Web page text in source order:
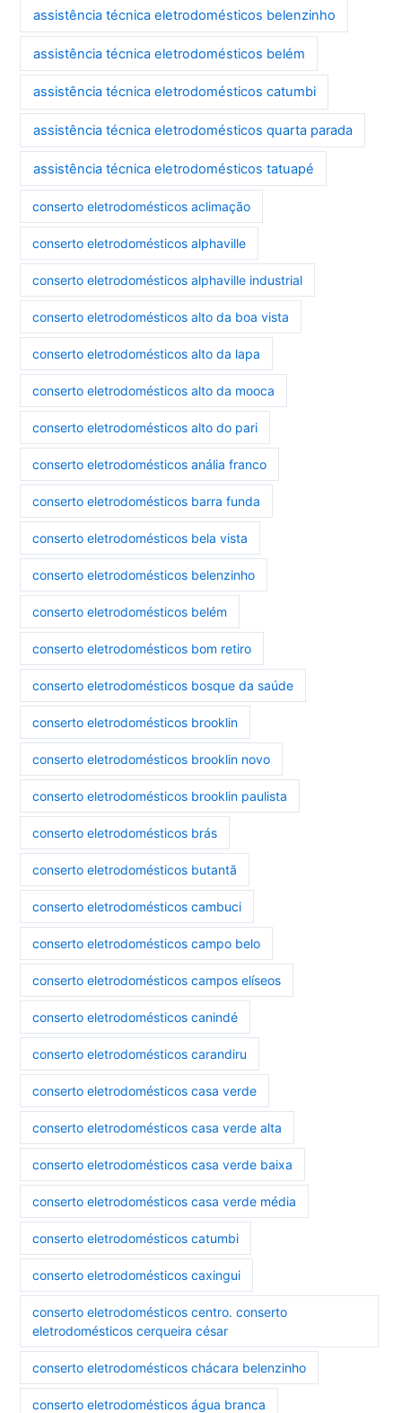
assistência técnica eletrodomésticos belenzinho
assistência técnica eletrodomésticos belém
assistência técnica eletrodomésticos catumbi
assistência técnica eletrodomésticos quarta parada
assistência técnica eletrodomésticos tatuapé
conserto eletrodomésticos aclimação
conserto eletrodomésticos alphaville
conserto eletrodomésticos alphaville industrial
conserto eletrodomésticos alto da boa vista
conserto eletrodomésticos alto da lapa
conserto eletrodomésticos alto da mooca
conserto eletrodomésticos alto do pari
conserto eletrodomésticos anália franco
conserto eletrodomésticos barra funda
conserto eletrodomésticos bela vista
conserto eletrodomésticos belenzinho
conserto eletrodomésticos belém
conserto eletrodomésticos bom retiro
conserto eletrodomésticos bosque da saúde
conserto eletrodomésticos brooklin
conserto eletrodomésticos brooklin novo
conserto eletrodomésticos brooklin paulista
conserto eletrodomésticos brás
conserto eletrodomésticos butantã
conserto eletrodomésticos cambuci
conserto eletrodomésticos campo belo
conserto eletrodomésticos campos elíseos
conserto eletrodomésticos canindé
conserto eletrodomésticos carandiru
conserto eletrodomésticos casa verde
conserto eletrodomésticos casa verde alta
conserto eletrodomésticos casa verde baixa
conserto eletrodomésticos casa verde média
conserto eletrodomésticos catumbi
conserto eletrodomésticos caxingui
conserto eletrodomésticos centro. conserto
eletrodomésticos cerqueira césar
conserto eletrodomésticos chácara belenzinho
conserto eletrodomésticos água branca